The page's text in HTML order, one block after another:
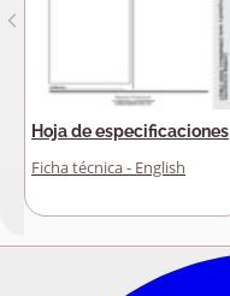
Hoja de especificaciones
Ficha técnica - English